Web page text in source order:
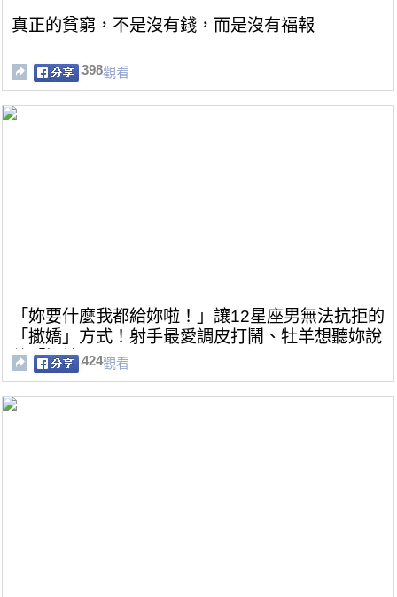
真正的貧窮，不是沒有錢，而是沒有福報
398觀看
「妳要什麼我都給妳啦！」讓12星座男無法抗拒的
「撒嬌」方式！射手最愛調皮打鬧、牡羊想聽妳說
他「好棒」！
424觀看